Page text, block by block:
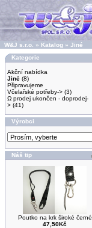
W&J s.r.o. » Katalog » Jiné
Kategorie
Akční nabídka
Jiné (8)
Připravujeme
Včelařské potřeby-> (3)
Ω prodej ukončen - doprodej-
> (41)
Výrobci
Náš tip
Poutko na krk široké černé
47,50Kč